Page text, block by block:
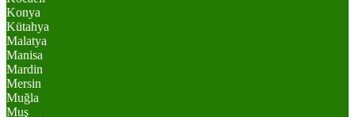
Konya
Kütahya
Malatya
Manisa
Mardin
Mersin
Muğla
Muş